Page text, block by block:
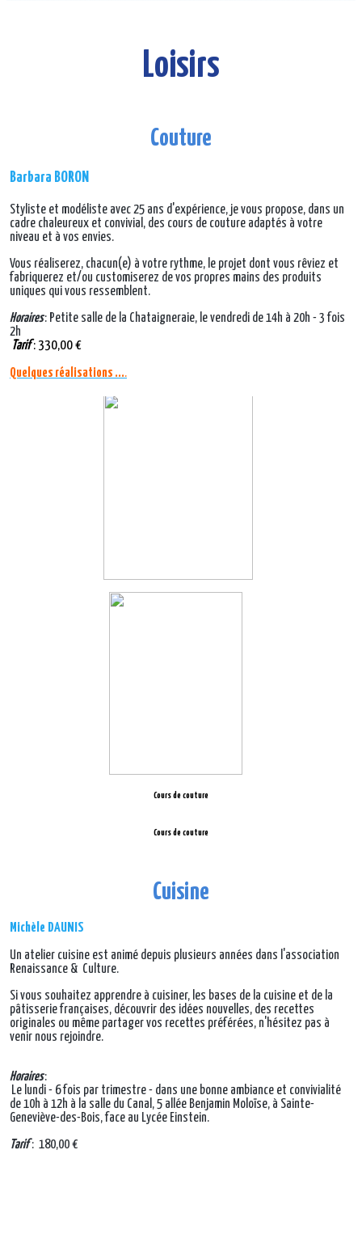
Loisirs
Couture
Barbara BORON
Styliste et modéliste avec 25 ans d'expérience, je vous propose, dans un
cadre chaleureux et convivial, des cours de couture adaptés à votre
niveau et à vos envies.
Vous réaliserez, chacun(e) à votre rythme, le projet dont vous rêviez et
fabriquerez et/ou customiserez de vos propres mains des produits
uniques qui vous ressemblent.
Horaires: Petite salle de la Chataigneraie, le vendredi de 14h à 20h - 3 fois
2h
Tarif: 330,00 €
Quelques réalisations ....
Cours de couture
Cours de couture
Cuisine
Michèle DAUNIS
Un atelier cuisine est animé depuis plusieurs années dans l'association
Renaissance & Culture.
Si vous souhaitez apprendre à cuisiner, les bases de la cuisine et de la
pâtisserie françaises, découvrir des idées nouvelles, des recettes
originales ou même partager vos recettes préférées, n'hésitez pas à
venir nous rejoindre.
Horaires:
Le lundi - 6 fois par trimestre - dans une bonne ambiance et convivialité
de 10h à 12h à la salle du Canal, 5 allée Benjamin Moloïse, à Sainte-
Geneviève-des-Bois, face au Lycée Einstein.
Tarif: 180,00 €